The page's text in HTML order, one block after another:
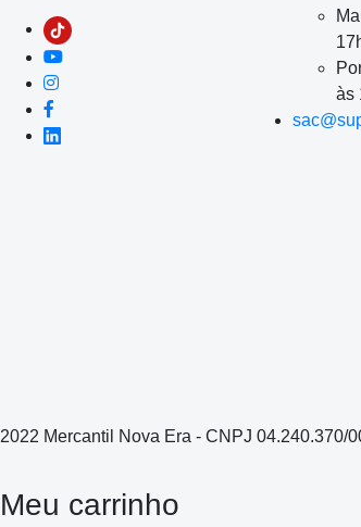
às
2022 Mercantil Nova Era - CNPJ 04.240.370/
Meu carrinho